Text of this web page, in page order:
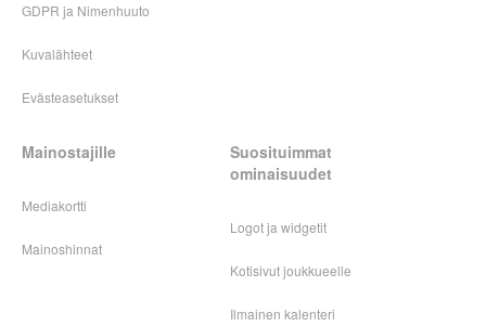
GDPR ja Nimenhuuto
Kuvalähteet
Evästeasetukset
Mainostajille
Mediakortti
Mainoshinnat
Suosituimmat
ominaisuudet
Logot ja widgetit
Kotisivut joukkueelle
Ilmainen kalenteri